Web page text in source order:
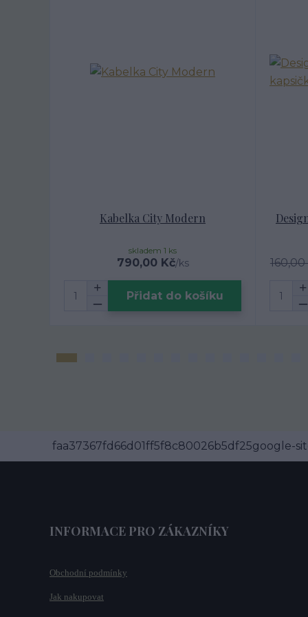
Kabelka City Modern
790,00 Kč/ks
skladem 1 ks
Přidat do košíku
160,00
faa37367fd66d01ff5f8c80026b5df25google-
INFORMACE PRO ZÁKAZNÍKY
Obchodní podmínky
Jak nakupovat